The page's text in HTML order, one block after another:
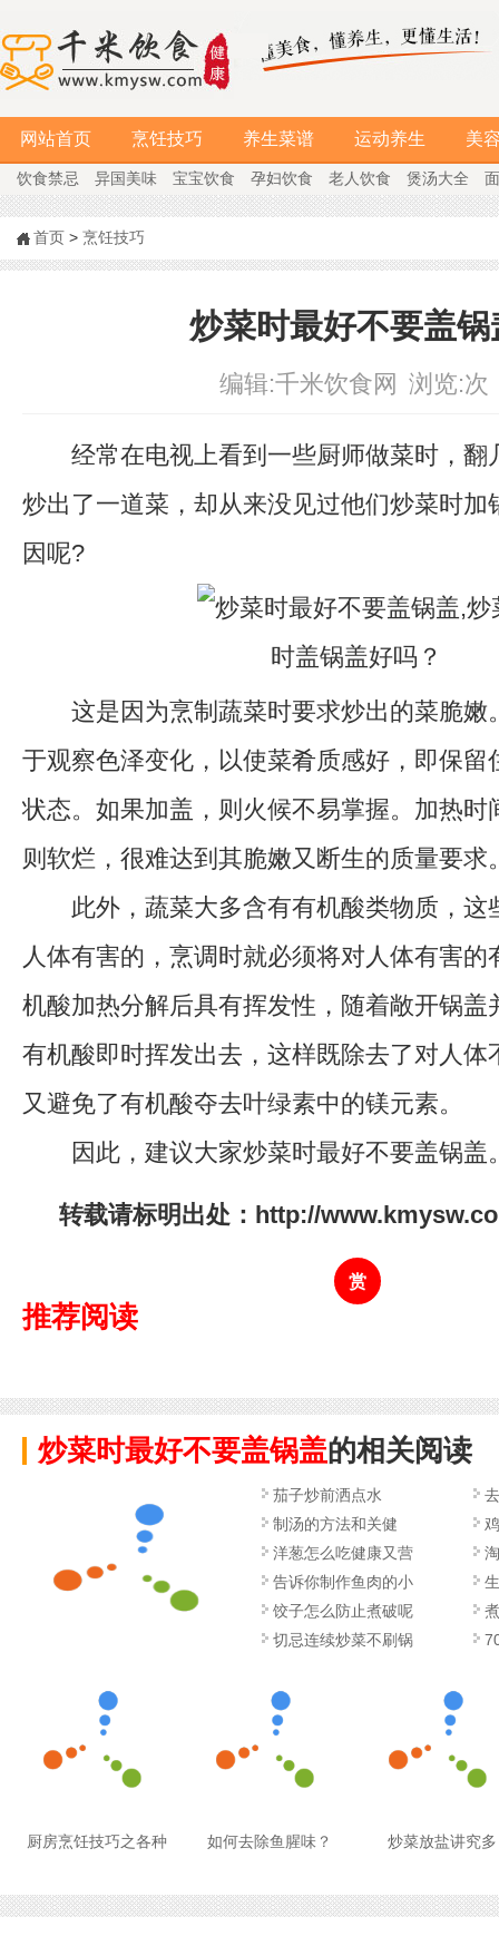
网站首页 烹饪技巧 养生菜谱 运动养生 美
饮食禁忌 异国美味 宝宝饮食 孕妇饮食 老人饮食 煲汤大全
首页 > 烹饪技巧
炒菜时最好不要盖锅
编辑:千米饮食网 浏览:次
经常在电视上看到一些厨师做菜时，翻
炒出了一道菜，却从来没见过他们炒菜时加
因呢?
这是因为烹制蔬菜时要求炒出的菜脆嫩
于观察色泽变化，以使菜肴质感好，即保留
状态。如果加盖，则火候不易掌握。加热时
则软烂，很难达到其脆嫩又断生的质量要求
此外，蔬菜大多含有有机酸类物质，这
人体有害的，烹调时就必须将对人体有害的
机酸加热分解后具有挥发性，随着敞开锅盖
有机酸即时挥发出去，这样既除去了对人体
又避免了有机酸夺去叶绿素中的镁元素。
因此，建议大家炒菜时最好不要盖锅盖
转载请标明出处：http://
赏
推荐阅读
炒菜时最好不要盖锅盖的相关阅读
茄子炒前洒点水
制汤的方法和关健
洋葱怎么吃健康又营
告诉你制作鱼肉的小
饺子怎么防止煮破呢
切忌连续炒菜不刷锅
厨房烹饪技巧之各种 如何去除鱼腥味？ 炒菜放盐讲究多